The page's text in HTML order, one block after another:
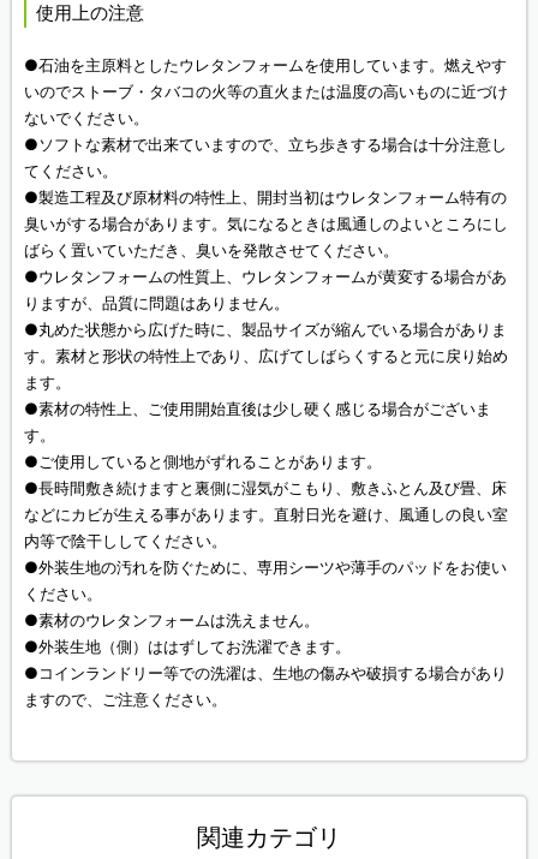
使用上の注意
●石油を主原料としたウレタンフォームを使用しています。燃えやす
いのでストーブ・タバコの火等の直火または温度の高いものに近づけ
ないでください。
●ソフトな素材で出来ていますので、立ち歩きする場合は十分注意し
てください。
●製造工程及び原材料の特性上、開封当初はウレタンフォーム特有の
臭いがする場合があります。気になるときは風通しのよいところにし
ばらく置いていただき、臭いを発散させてください。
●ウレタンフォームの性質上、ウレタンフォームが黄変する場合があ
りますが、品質に問題はありません。
●丸めた状態から広げた時に、製品サイズが縮んでいる場合がありま
す。素材と形状の特性上であり、広げてしばらくすると元に戻り始め
ます。
●素材の特性上、ご使用開始直後は少し硬く感じる場合がございま
す。
●ご使用していると側地がずれることがあります。
●長時間敷き続けますと裏側に湿気がこもり、敷きふとん及び畳、床
などにカビが生える事があります。直射日光を避け、風通しの良い室
内等で陰干ししてください。
●外装生地の汚れを防ぐために、専用シーツや薄手のパッドをお使い
ください。
●素材のウレタンフォームは洗えません。
●外装生地（側）ははずしてお洗濯できます。
●コインランドリー等での洗濯は、生地の傷みや破損する場合があり
ますので、ご注意ください。
関連カテゴリ